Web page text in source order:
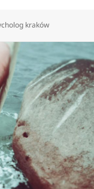
kraków